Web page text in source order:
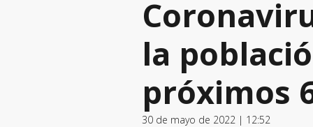
la
próximos
30 de mayo de 2022 | 12:52